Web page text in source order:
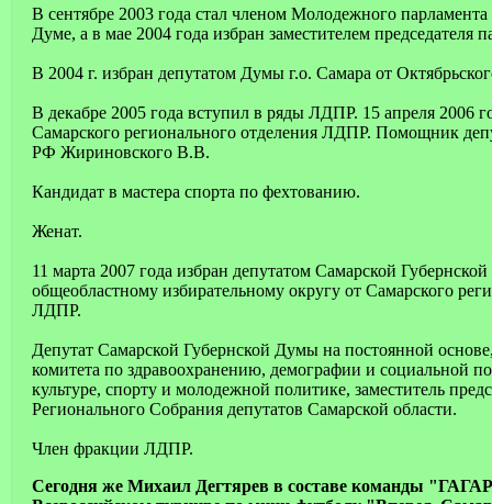
В сентябре 2003 года стал членом Молодежного
Думе, а в мае 2004 года избран заместителем председателя
В 2004 г. избран депутатом Думы г.о. Самара от
В декабре 2005 года вступил в ряды ЛДПР. 15 апреля 2006
Самарского регионального отделения ЛДПР. Помощник
РФ Жириновского В.В.
Кандидат в мастера спорта по фехтованию.
Женат.
11 марта 2007 года избран депутатом Самарской
общеобластному избирательному округу от Самарского
ЛДПР.
Депутат Самарской Губернской Думы на постоянной основе,
комитета по здравоохранению, демографии и социальной
культуре, спорту и молодежной политике, заместитель
Регионального Собрания депутатов Самарской области.
Член фракции ЛДПР.
Сегодня же Михаил Дегтярев в составе команды